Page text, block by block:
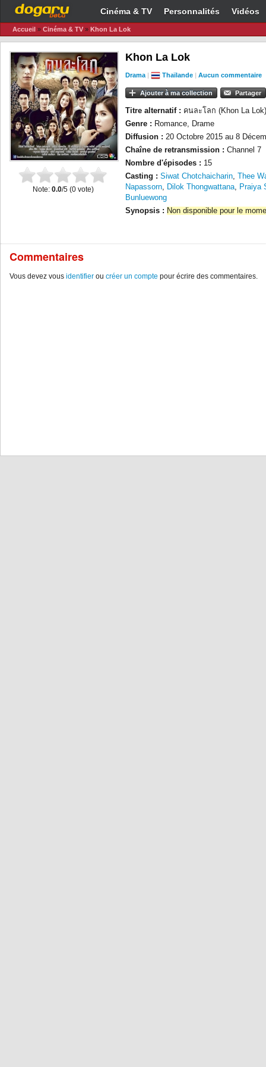
Cinéma & TV Personnalités Vidéos
Accueil » Cinéma & TV » Khon La Lok
Note: 0.0/5 (0vote)
Khon La Lok
Drama | Thaïlande | Aucun commentaire
Ajouter à ma collection Partager
Titre alternatif : คนละโลก (Khon La Lok)
Genre : Romance, Drame
Diffusion : 20 Octobre 2015 au 8
Chaîne de retransmission : Channel 7
Nombre d'épisodes : 15
Casting : Siwat Chotchaicharin,
Thee
Napassorn, Dilok Thongwattana, Praiya
Bunluewong
Synopsis : Non disponible pour le
Commentaires
Vous devez vous identifier ou créer un compte pour écrire des commentaires.